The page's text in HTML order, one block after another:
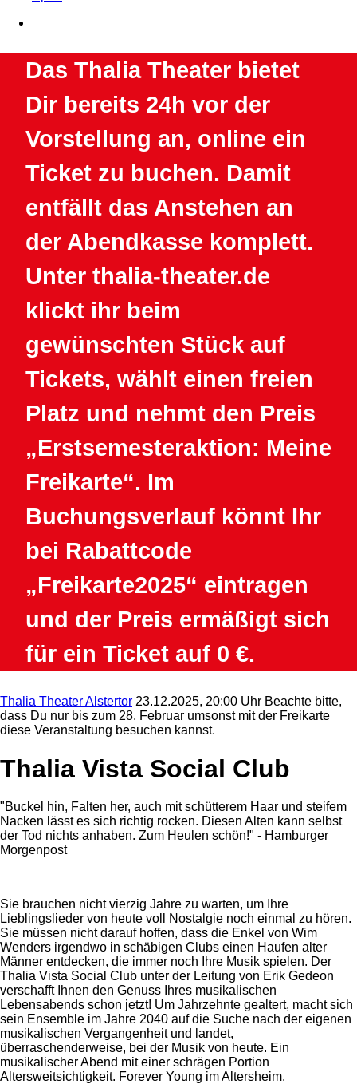
Das Thalia Theater bietet
Dir bereits 24h vor der
Vorstellung an, online ein
Ticket zu buchen. Damit
entfällt das Anstehen an
der Abendkasse komplett.
Unter thalia-theater.de
klickt ihr beim
gewünschten Stück auf
Tickets, wählt einen freien
Platz und nehmt den Preis
„Erstsemesteraktion: Meine
Freikarte“. Im
Buchungsverlauf könnt Ihr
bei Rabattcode
„Freikarte2025“ eintragen
und der Preis ermäßigt sich
für ein Ticket auf 0 €.
Thalia Theater Alstertor 23.12.2025, 20:00 Uhr Beachte bitte,
dass Du nur bis zum 28. Februar umsonst mit der Freikarte
diese Veranstaltung besuchen kannst.
Thalia Vista Social Club
"Buckel hin, Falten her, auch mit schütterem Haar und steifem
Nacken lässt es sich richtig rocken. Diesen Alten kann selbst
der Tod nichts anhaben. Zum Heulen schön!" - Hamburger
Morgenpost
Sie brauchen nicht vierzig Jahre zu warten, um Ihre
Lieblingslieder von heute voll Nostalgie noch einmal zu hören.
Sie müssen nicht darauf hoffen, dass die Enkel von Wim
Wenders irgendwo in schäbigen Clubs einen Haufen alter
Männer entdecken, die immer noch Ihre Musik spielen. Der
Thalia Vista Social Club unter der Leitung von Erik Gedeon
verschafft Ihnen den Genuss Ihres musikalischen
Lebensabends schon jetzt! Um Jahrzehnte gealtert, macht sich
sein Ensemble im Jahre 2040 auf die Suche nach der eigenen
musikalischen Vergangenheit und landet,
überraschenderweise, bei der Musik von heute. Ein
musikalischer Abend mit einer schrägen Portion
Altersweitsichtigkeit. Forever Young im Altersheim.